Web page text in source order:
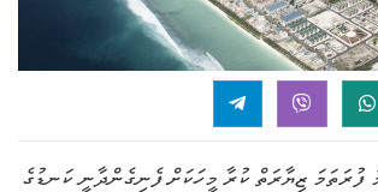
ފުރަތަމަ ޒިޔާރަތް ކުރާ މީހަކަށް ފެނިގެންދާނީ ކަނޑުގެ